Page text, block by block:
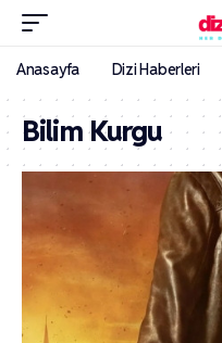
Anasayfa Dizi Haberleri
Bilim Kurgu